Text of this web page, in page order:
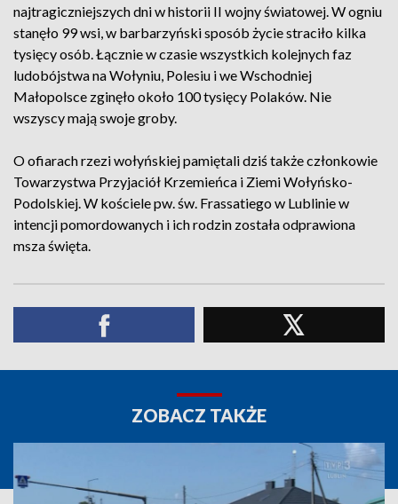
najtragiczniejszych dni w historii II wojny światowej. W ogniu
stanęło 99 wsi, w barbarzyński sposób życie straciło kilka
tysięcy osób. Łącznie w czasie wszystkich kolejnych faz
ludobójstwa na Wołyniu, Polesiu i we Wschodniej
Małopolsce zginęło około 100 tysięcy Polaków. Nie
wszyscy mają swoje groby.
O ofiarach rzezi wołyńskiej pamiętali dziś także członkowie
Towarzystwa Przyjaciół Krzemieńca i Ziemi Wołyńsko-
Podolskiej. W kościele pw. św. Frassatiego w Lublinie w
intencji pomordowanych i ich rodzin została odprawiona
msza święta.
ZOBACZ TAKŻE